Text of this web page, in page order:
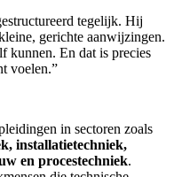
tegelijk. Hij
gerichte aanwijzingen.
kunnen. En dat is precies
voelen.”
in sectoren zoals
installatietechniek,
en procestechniek.